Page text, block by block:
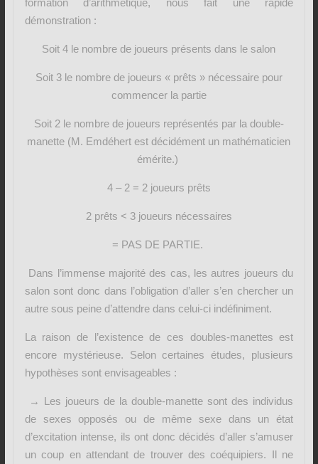
démonstration :
Soit 4 le nombre de joueurs présents dans le salon
Soit 3 le nombre de joueurs « prêts » nécessaire pour
commencer la partie
Soit 2 le nombre de joueurs représentés par la double-
manette (M. Emdéhert est décidément un mathématicien
émérite.)
4 – 2 = 2 joueurs prêts
2 prêts < 3 joueurs nécessaires
= PAS DE PARTIE.
Dans l’immense majorité des cas, les autres joueurs du
salon sont donc dans l’obligation d’aller s’en chercher un
autre sous peine d’attendre dans celui-ci indéfiniment.
La raison de l’existence de ces doubles-manettes est
encore mystérieuse. Selon certaines études, plusieurs
hypothèses sont envisageables :
→ Les joueurs de la double-manette sont des individus
de sexes opposés ou de même sexe dans un état
d’excitation intense, ils ont donc décidés d’aller s’amuser
un coup en attendant de trouver des coéquipiers. Il ne